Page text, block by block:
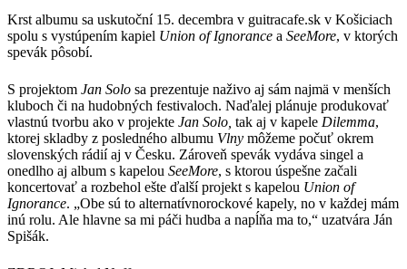
Krst albumu sa uskutoční 15. decembra v guitracafe.sk v Košiciach
spolu s vystúpením kapiel Union of Ignorance a SeeMore, v ktorých
spevák pôsobí.
S projektom Jan Solo sa prezentuje naživo aj sám najmä v menších
kluboch či na hudobných festivaloch. Naďalej plánuje produkovať
vlastnú tvorbu ako v projekte Jan Solo, tak aj v kapele Dilemma,
ktorej skladby z posledného albumu Vlny môžeme počuť okrem
slovenských rádií aj v Česku. Zároveň spevák vydáva singel a
onedlho aj album s kapelou SeeMore, s ktorou úspešne začali
koncertovať a rozbehol ešte ďalší projekt s kapelou Union of
Ignorance. „Obe sú to alternatívnorockové kapely, no v každej mám
inú rolu. Ale hlavne sa mi páči hudba a napĺňa ma to,“ uzatvára Ján
Spišák.